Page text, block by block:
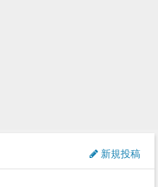
新規投稿